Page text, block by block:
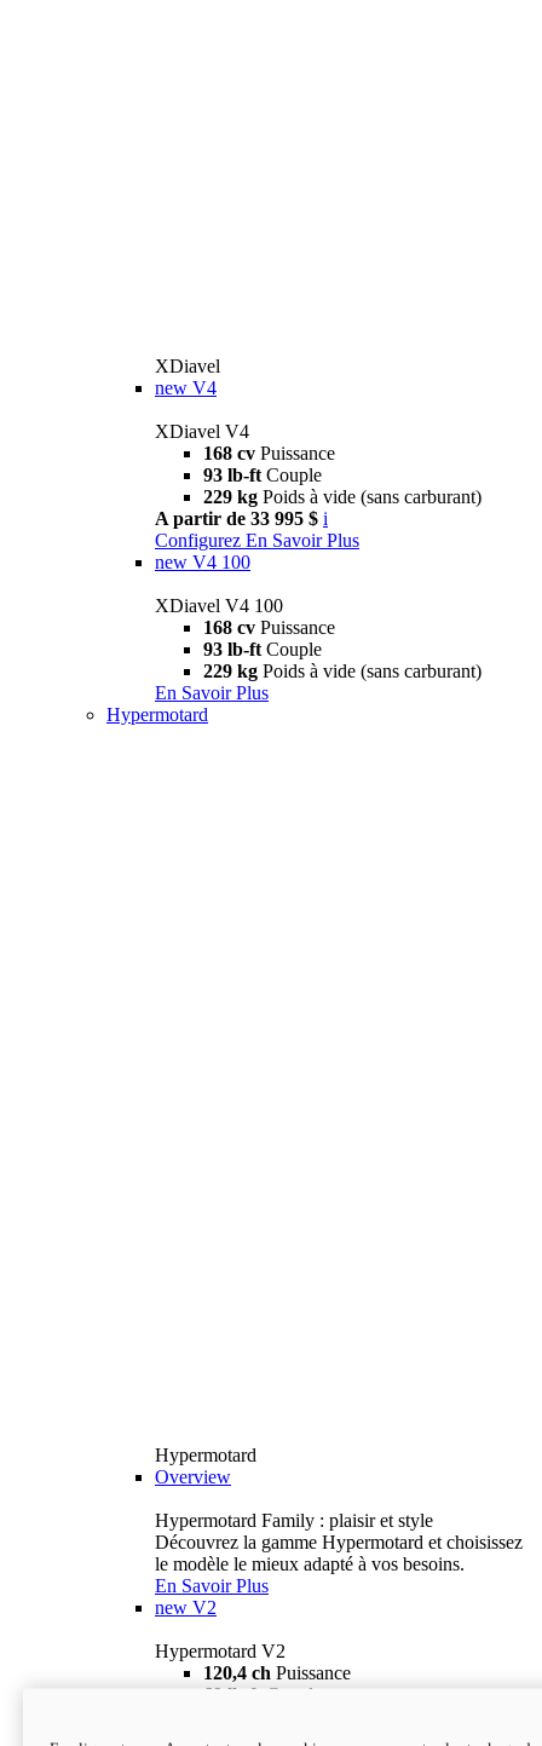
XDiavel
new V4
XDiavel V4
168 cv Puissance
93 lb-ft Couple
229 kg Poids à vide (sans carburant)
A partir de 33 995 $ i
Configurez En Savoir Plus
new V4 100
XDiavel V4 100
168 cv Puissance
93 lb-ft Couple
229 kg Poids à vide (sans carburant)
En Savoir Plus
Hypermotard
Hypermotard
Overview
Hypermotard Family : plaisir et style
Découvrez la gamme Hypermotard et choisissez
le modèle le mieux adapté à vos besoins.
En Savoir Plus
new V2
Hypermotard V2
120,4 ch Puissance
69 lb-ft
Couple
18 895 $